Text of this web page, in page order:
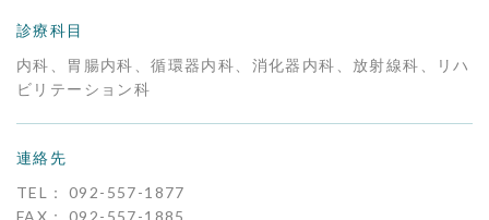
診療科目
内科、胃腸内科、循環器内科、消化器内科、放射線科、リハ
ビリテーション科
連絡先
TEL：
092-557-1877
FAX：
092-557-1885